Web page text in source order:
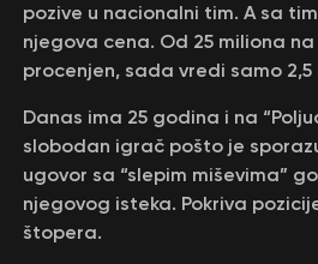
pozive u nacionalni tim. A sa
njegova cena. Od 25 miliona na
procenjen, sada vredi samo
Danas ima 25 godina i na
slobodan igrač pošto je
ugovor sa “slepim miševima”
njegovog isteka. Pokriva
štopera.